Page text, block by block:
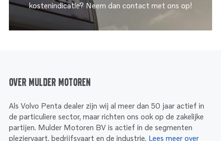
kostenindicatie? Neem dan contact met ons op!
Over Mulder Motoren
Als Volvo Penta dealer zijn wij al meer dan 50 jaar actief in
de particuliere sector, maar richten ons ook op de zakelijke
partijen. Mulder Motoren BV is actief in de segmenten
pleziervaart, bedrijfsvaart en de industrie. Lees meer over